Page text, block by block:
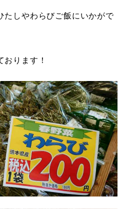
たしやわらびご飯にいかがで
おります！